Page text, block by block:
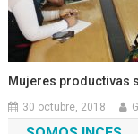
Mujeres productivas
30 octubre, 2018